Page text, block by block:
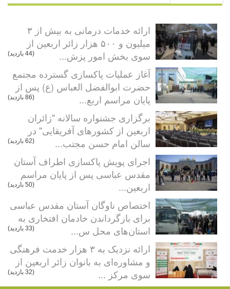
ارائه خدمات درمانی به بیش از ۳
میلیون و ۵۰۰ هزار زائر اربعین از
سوی بخش امور پزش...
(44 بازدید)
آغاز عملیات پاکسازی گسترده مجتمع
حضرت ابوالفضل العباس (ع) پس از
پایان مراسم اربع...
(86 بازدید)
برگزاری جشنواره سالانه "زائران
اربعین از کشورهای آفریقایی" در
سالن امام حسن مجتب...
(62 بازدید)
اجرای پویش پاکسازی اطراف آستان
مقدس عباسی پس از پایان مراسم
اربعین...
(50 بازدید)
اختصاص ناوگان آستان مقدس عباسی
برای بازگرداندن خادمان افتخاری به
استان‌های محل س...
(33 بازدید)
ارائه نزدیک به ۳ هزار خدمت فرهنگی
و مشاوره‌ای به بانوان زائر اربعین از
سوی مرکز ...
(32 بازدید)